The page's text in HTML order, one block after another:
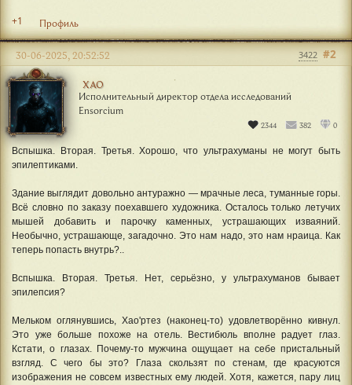
+1 Профиль
ХАО
Исполнительный директор отдела исследований
Ensorcium
2344 382 0
#2
30-06-2025, 20:52:52 3422
Вспышка. Вторая. Третья. Хорошо, что ультрахуманы не могут быть
эпилептиками.
Здание выглядит довольно антуражно — мрачные леса, туманные горы.
Всё словно по заказу поехавшего художника. Осталось только летучих
мышей добавить и парочку каменных, устрашающих изваяний.
Необычно, устрашающе, загадочно. Это нам надо, это нам нраица. Как
теперь попасть внутрь?..
Вспышка. Вторая. Третья. Нет, серьёзно, у ультрахуманов бывает
эпилепсия?
Мельком оглянувшись, Хао'ртез (наконец-то) удовлетворённо кивнул.
Это уже больше похоже на отель. Вестибюль вполне радует глаз.
Кстати, о глазах. Почему-то мужчина ощущает на себе пристальный
взгляд. С чего бы это? Глаза скользят по стенам, где красуются
изображения не совсем известных ему людей. Хотя, кажется, пару лиц